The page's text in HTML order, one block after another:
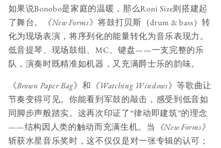
如果说Bonobo是家庭的温暖，那么Roni Size则搭建起
了舞台。
《New Forms》将鼓打贝斯（drum & bass）转
化为现场表演，将序列化的能量转化为音乐表现力。
低音提琴、现场鼓组、MC、键盘——一支完整的乐
队，演奏时既精准如机器，又充满爵士乐的韵味。
《Brown Paper Bag》和 《Watching Windows》等歌曲让
节奏变得可见。你能看到军鼓的敲击，感受到低音如
同脚步声般踏实。这再次印证了“律动即建筑”的理念
——结构因人类的触动而充满生机。当
《New Forms》
斩获水星音乐奖时，这不仅仅是对一张专辑的认可；